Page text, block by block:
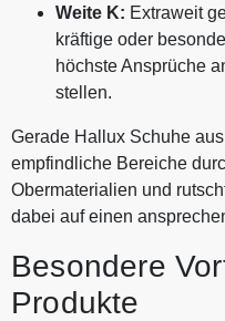
Weite K: Extraweit
kräftige oder
höchste Ansprüche
stellen.
Gerade Hallux Schuhe
empfindliche Bereiche
Obermaterialien und
dabei auf einen
Besondere
Produkte